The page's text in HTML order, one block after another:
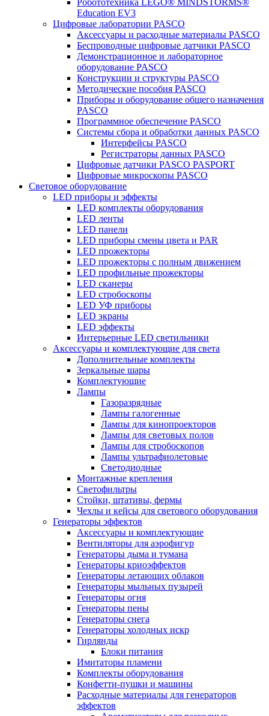
Робототехника LEGO® MINDSTORMS®
Education EV3
Цифровые лаборатории PASCO
Аксессуары и расходные материалы PASCO
Беспроводные цифровые датчики PASCO
Демонстрационное и лабораторное
оборудование PASCO
Конструкции и структуры PASCO
Методические пособия PASCO
Приборы и оборудование общего назначения
PASCO
Программное обеспечение PASCO
Системы сбора и обработки данных PASCO
Интерфейсы PASCO
Регистраторы данных PASCO
Цифровые датчики PASCO PASPORT
Цифровые микроскопы PASCO
Световое оборудование
LED приборы и эффекты
LED комплекты оборудования
LED ленты
LED панели
LED приборы смены цвета и PAR
LED прожекторы
LED прожекторы с полным движением
LED профильные прожекторы
LED сканеры
LED стробоскопы
LED УФ приборы
LED экраны
LED эффекты
Интерьерные LED светильники
Аксессуары и комплектующие для света
Дополнительные комплекты
Зеркальные шары
Комплектующие
Лампы
Газоразрядные
Лампы галогенные
Лампы для кинопроекторов
Лампы для световых полов
Лампы для стробоскопов
Лампы ультрафиолетовые
Светодиодные
Монтажные крепления
Светофильтры
Стойки, штативы, фермы
Чехлы и кейсы для светового оборудования
Генераторы эффектов
Аксессуары и комплектующие
Вентиляторы для аэрофигур
Генераторы дыма и тумана
Генераторы криоэффектов
Генераторы летающих облаков
Генераторы мыльных пузырей
Генераторы огня
Генераторы пены
Генераторы снега
Генераторы холодных искр
Гирлянды
Блоки питания
Имитаторы пламени
Комплекты оборудования
Конфетти-пушки и машины
Расходные материалы для генераторов
эффектов